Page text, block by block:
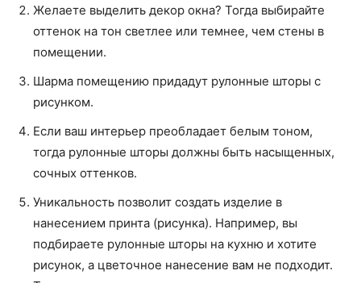
Желаете выделить декор окна? Тогда выбирайте
оттенок на тон светлее или темнее, чем стены в
помещении.
Шарма помещению придадут рулонные шторы с
рисунком.
Если ваш интерьер преобладает белым тоном,
тогда рулонные шторы должны быть насыщенных,
сочных оттенков.
Уникальность позволит создать изделие в
нанесением принта (рисунка). Например, вы
подбираете рулонные шторы на кухню и хотите
рисунок, а цветочное нанесение вам не подходит.